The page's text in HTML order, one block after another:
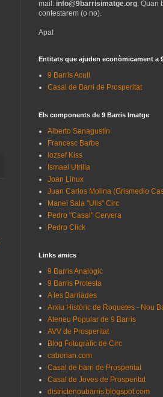
mail: info@9barrisimatge.org. Quan
contestarem (o no).
Apa!
Entitats que ajuden econòmicament a
9 Barris Acull
Casal de Barri de Prosperitat
Els components de 9 Barris Imatge
Alberto Sanagustín
Francesc Barbe
Iozsef Kiss
Ismael Utrilla
Joan Linux
Juan Carlos Molina (Grismedio
Manel Sala "Ulls" Circ
Pedro "Casal" Cervera
Pedro Click
Links amics
9 Barris Analògic
9 Barris Protesta
A les Barriades
Arxiu Històric de Roquetes - Nou
Ateneu Popular de 9 Barris
AVV de Prosperitat
Blog Fotogràfic de Circ
caborian.com
Casal de barri de Prosperitat
Casal de Joves de Prosperitat
districtenoubarris.blogspot.com